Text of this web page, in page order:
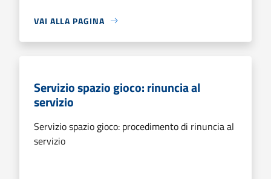
VAI ALLA PAGINA
Servizio spazio gioco: rinuncia al
servizio
Servizio spazio gioco: procedimento di rinuncia al
servizio